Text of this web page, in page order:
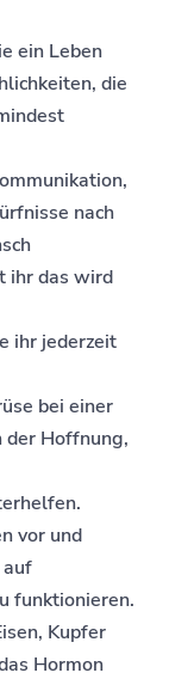
ein Leben
die
nach
ihr das wird
ihr jederzeit
bei einer
der Hoffnung,
vor und
auf
funktionieren.
Kupfer
Hormon